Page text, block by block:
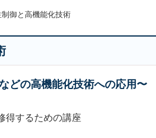
御と高機能化技術
どの高機能化技術への応用〜
得するための講座